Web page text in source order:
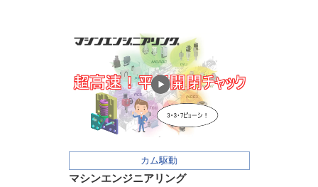
カム駆動
マシンエンジニアリング